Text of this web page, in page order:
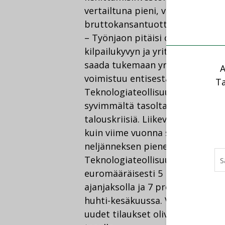
vertailtuna pieni, vain vajaat 0,1
bruttokansantuotteeseen. Se
– Työnjaon pitäisi olla kaikille
kilpailukyvyn ja yritykset
saada tukemaan yritysten
voimistuu entisestään,
Teknologiateollisuuden
syvimmältä tasoltaan, mutta
talouskriisiä. Liikevaihto oli
kuin viime vuonna samaan
neljänneksen pienempi kuin
Teknologiateollisuuden
euromääräisesti 5 prosenttia
ajanjaksolla ja 7 prosenttia
huhti-kesäkuussa. Verrattuna
uudet tilaukset olivat heinä-